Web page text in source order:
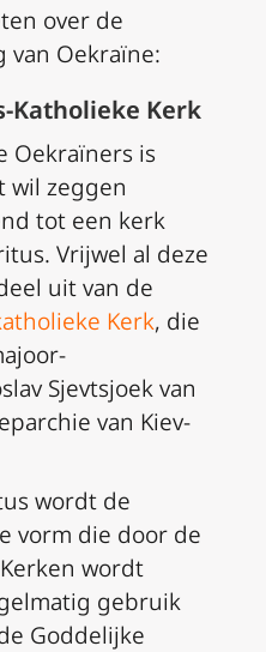
over de
van Oekraïne:
Katholieke Kerk
Oekraïners is
wil zeggen
tot een kerk
Vrijwel al deze
uit van de
Kerk, die
Sjevtsjoek van
van Kiev-
wordt de
vorm die door de
wordt
gebruik
Goddelijke